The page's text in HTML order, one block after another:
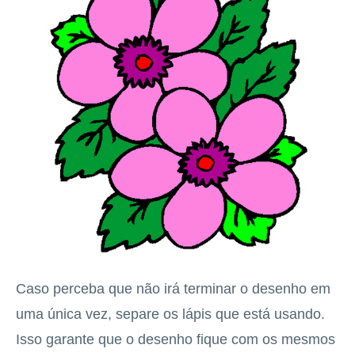
Caso perceba que não irá terminar o desenho em
uma única vez, separe os lápis que está usando.
Isso garante que o desenho fique com os mesmos